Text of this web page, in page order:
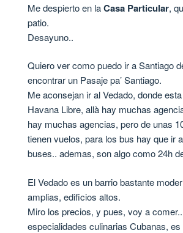
Me despierto en laCasa Particular,
patio.
Desayuno..
Quiero ver como puedo ir a Santiago
encontrar un Pasaje pa’ Santiago.
Me aconsejan ir al Vedado, donde
Havana Libre, allà hay muchas
hay muchas agencias, pero de unas
tienen vuelos, para los bus hay que ir
buses.. ademas, son algo como 24h
El Vedado es un barrio bastante
amplias, edificios altos.
Miro los precios, y pues, voy a
especialidades culinarias Cubanas, es